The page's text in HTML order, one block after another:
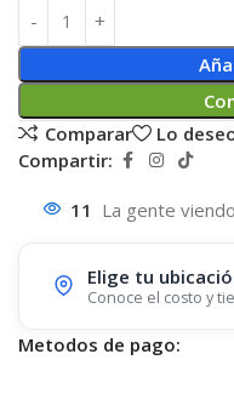
Comparar
Lo
Compartir:
11 La gente
Elige tu
Conoce el costo y
Metodos de pago: